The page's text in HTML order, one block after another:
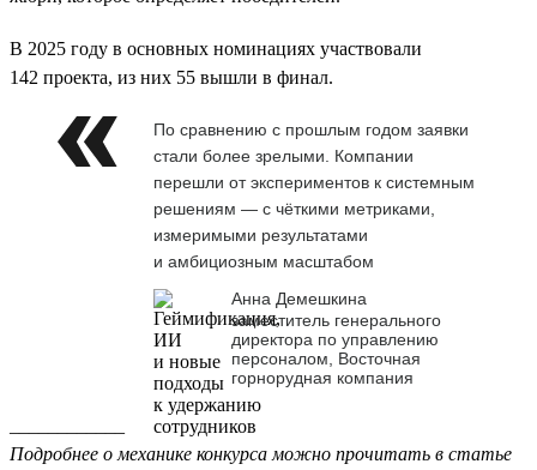
В 2025 году в основных номинациях участвовали
142 проекта, из них 55 вышли в финал.
По сравнению с прошлым годом заявки
стали более зрелыми. Компании
перешли от экспериментов к системным
решениям — с чёткими метриками,
измеримыми результатами
и амбициозным масштабом
Анна Демешкина
заместитель генерального
директора по управлению
персоналом, Восточная
горнорудная компания
Подробнее о механике конкурса можно прочитать в статье